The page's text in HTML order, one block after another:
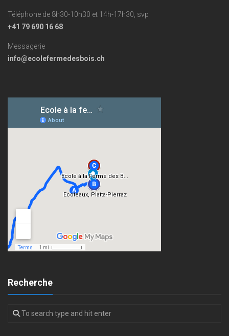
Téléphone de 8h30-10h30 et 14h-17h30, svp
+41 79 690 16 68
Messagerie
info@ecolefermedesbois.ch
Recherche